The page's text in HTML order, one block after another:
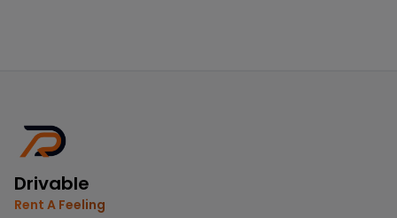
Drivable
Rent A Feeling